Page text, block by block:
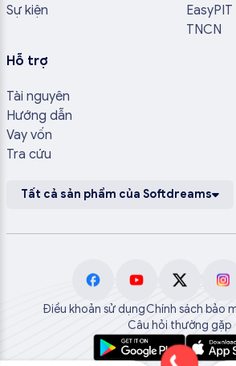
Sự kiện
TNCN
Hỗ trợ
Tài nguyên
Hướng dẫn
Vay vốn
Tra cứu
Tất cả sản phẩm của Softdreams
Điều khoản sử dụngChính sách bảo
Câu hỏi thường gặp